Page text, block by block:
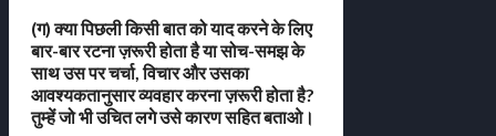
(ग) क्या पिछली किसी बात को याद करने के लिए
बार-बार रटना ज़रूरी होता है या सोच-समझ के
साथ उस पर चर्चा, विचार और उसका
आवश्यकतानुसार व्यवहार करना ज़रूरी होता है?
तुम्हें जो भी उचित लगे उसे कारण सहित बताओ।